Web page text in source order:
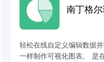
南丁格尔
轻松在线自定义编辑数据
一样制作可视化图表。 是